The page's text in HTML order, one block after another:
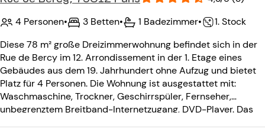
4 Personen• 3 Betten• 1 Badezimmer•
1. Stock
Diese 78 m² große Dreizimmerwohnung befindet sich in der
Rue de Bercy im 12. Arrondissement in der 1. Etage eines
Gebäudes aus dem 19. Jahrhundert ohne Aufzug und bietet
Platz für 4 Personen. Die Wohnung ist ausgestattet mit:
Waschmaschine, Trockner, Geschirrspüler, Fernseher,
unbegrenztem Breitband-Internetzugang, DVD-Player. Das